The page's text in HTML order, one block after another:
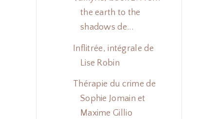
the earth to the
shadows de...
Inflitrée, intégrale de
Lise Robin
Thérapie du crime de
Sophie Jomain et
Maxime Gillio